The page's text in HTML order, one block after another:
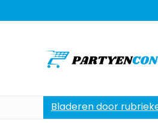
Bladeren door